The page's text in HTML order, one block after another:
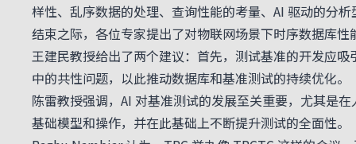
样性、乱序数据的处理、查询性能的考量、AI 驱动的分
结束之际，各位专家提出了对物联网场景下时序数据库性
王建民教授给出了两个建议：首先，测试基准的开发应
中的共性问题，以此推动数据库和基准测试的持续优化。
陈雷教授强调，AI 对基准测试的发展至关重要，尤其是
基础模型和操作，并在此基础上不断提升测试的全面性。